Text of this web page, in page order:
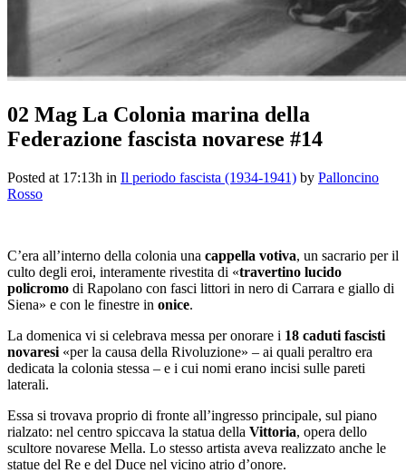
02 Mag La Colonia marina della
Federazione fascista novarese #14
Posted at 17:13h in Il periodo fascista (1934-1941) by Palloncino
Rosso
C’era all’interno della colonia una cappella votiva, un sacrario per il
culto degli eroi, interamente rivestita di «travertino lucido
policromo di Rapolano con fasci littori in nero di Carrara e giallo di
Siena» e con le finestre in onice.
La domenica vi si celebrava messa per onorare i 18 caduti fascisti
novaresi «per la causa della Rivoluzione» – ai quali peraltro era
dedicata la colonia stessa – e i cui nomi erano incisi sulle pareti
laterali.
Essa si trovava proprio di fronte all’ingresso principale, sul piano
rialzato: nel centro spiccava la statua della Vittoria, opera dello
scultore novarese Mella. Lo stesso artista aveva realizzato anche le
statue del Re e del Duce nel vicino atrio d’onore.